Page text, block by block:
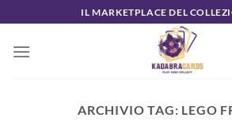
ai
contenuti
IL MARKETPLACE DEL
ARCHIVIO TAG: LEGO